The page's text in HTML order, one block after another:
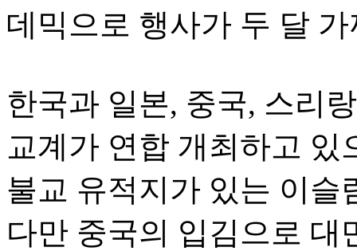
데믹으로 행사가 두 달
한국과 일본, 중국, 스리
교계가 연합 개최하고
불교 유적지가 있는 이슬
다만 중국의 입김으로